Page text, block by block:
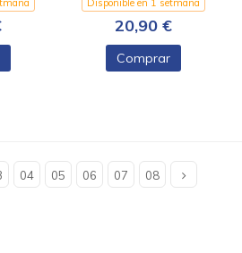
Disponible en 1 setmana
20,90 €
Comprar
04 05 06 07 08